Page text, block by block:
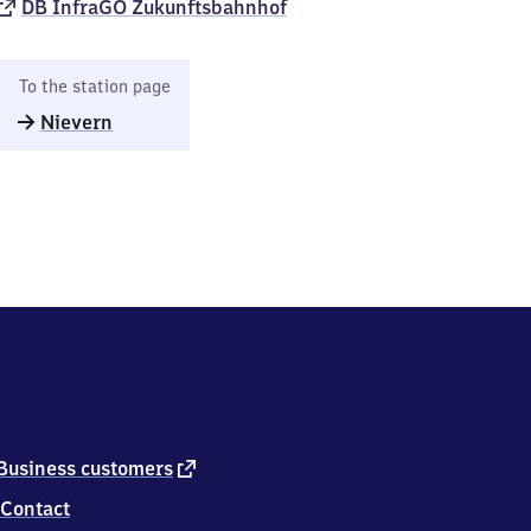
DB InfraGO Zukunftsbahnhof​
To the station page
Nievern
customers external
Contact